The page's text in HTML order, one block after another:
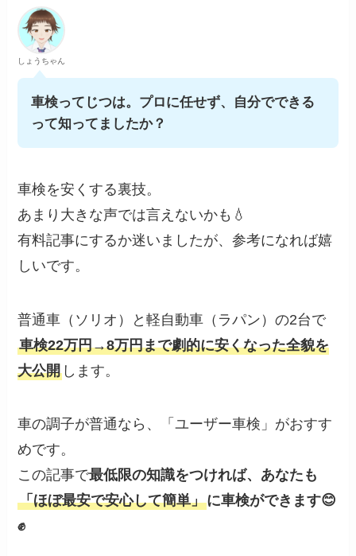
しょうちゃん
車検ってじつは。プロに任せず、自分でできる
って知ってましたか？
車検を安くする裏技。
あまり大きな声では言えないかも💧
有料記事にするか迷いましたが、参考になれば嬉
しいです。
普通車（ソリオ）と軽自動車（ラパン）の2台で
車検22万円→8万円まで劇的に安くなった全貌を
大公開 します。
車の調子が普通なら、「ユーザー車検」がおすす
めです。
この記事で最低限の知識をつければ、あなたも
「ほぼ最安で安心して簡単」に車検ができます😊
✊